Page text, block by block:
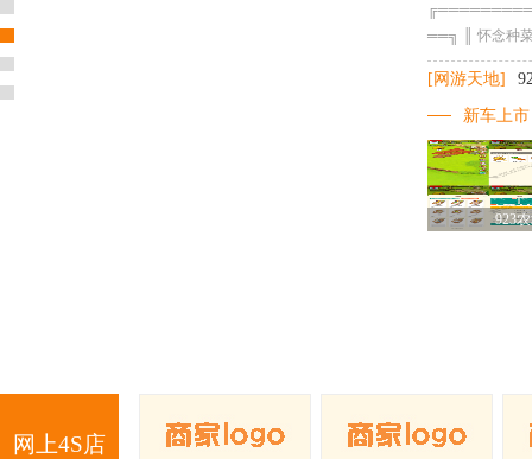
══╗ ║ 怀念种
[网游天地]
新车上市
923
网上4S店